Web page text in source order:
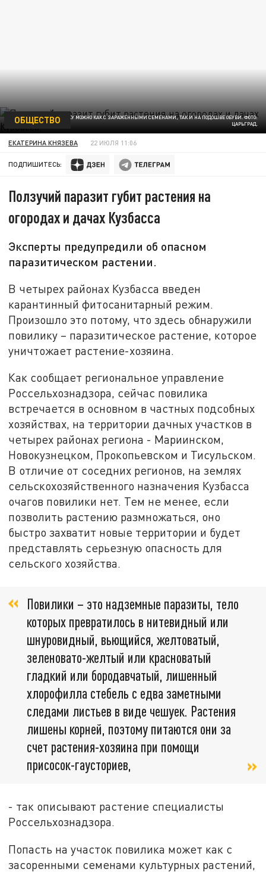
ЗАНЕСТИ ПОВИЛИКУ МОЖНО КАК С ЗАРАЖЕННЫМИ СЕМЕНАМИ, ТАК И НА ПОДОШВЕ ОБУВИ. ФОТО:
ЦАРЬГРАД.
ОБЩЕСТВО
ЕКАТЕРИНА КНЯЗЕВА 22 ИЮЛЯ 11:06
ПОДПИШИТЕСЬ:
Ползучий паразит губит растения на
огородах и дачах Кузбасса
Эксперты предупредили об опасном
паразитическом растении.
В четырех районах Кузбасса введен
карантинный фитосанитарный режим.
Произошло это потому, что здесь обнаружили
повилику – паразитическое растение, которое
уничтожает растение-хозяина.
Как сообщает региональное управление
Россельхознадзора, сейчас повилика
встречается в основном в частных подсобных
хозяйствах, на территории дачных участков в
четырех районах региона - Мариинском,
Новокузнецком, Прокопьевском и Тисульском.
В отличие от соседних регионов, на землях
сельскохозяйственного назначения Кузбасса
очагов повилики нет. Тем не менее, если
позволить растению размножаться, оно
быстро захватит новые территории и будет
представлять серьезную опасность для
сельского хозяйства.
Повилики – это надземные паразиты, тело
которых превратилось в нитевидный или
шнуровидный, вьющийся, желтоватый,
зеленовато-желтый или красноватый
гладкий или бородавчатый, лишенный
хлорофилла стебель с едва заметными
следами листьев в виде чешуек. Растения
лишены корней, поэтому питаются они за
счет растения-хозяина при помощи
присосок-гаусториев,
- так описывают растение специалисты
Россельхознадзора.
Попасть на участок повилика может как с
засоренными семенами культурных растений,